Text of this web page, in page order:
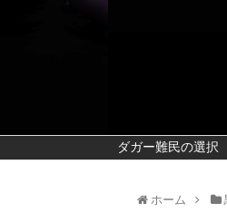
ダガー難民の選択
ホーム